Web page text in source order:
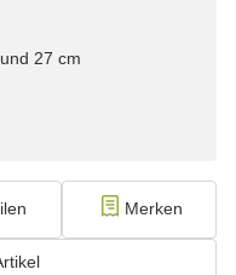
27 cm
Merken